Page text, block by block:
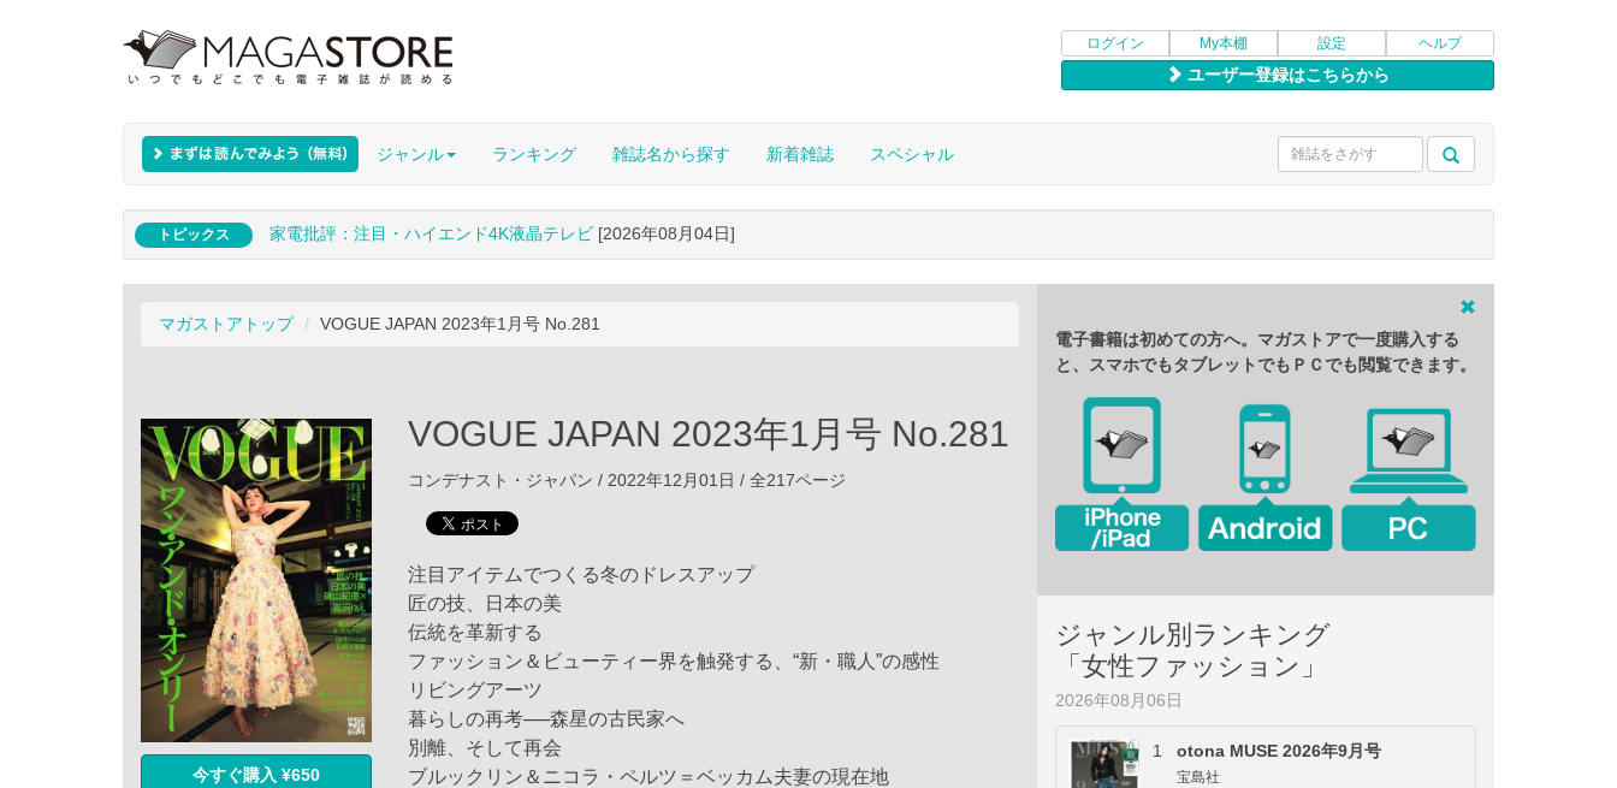
ログイン My本棚 設定 ヘルプ
ユーザー登録はこちらから
ジャンル ランキング 雑誌名から探す 新着雑誌 スペシャル
トピックス 家電批評：注目・ハイエンド4K液晶テレビ [2026年08月04日]
マガストアトップ VOGUE JAPAN 2023年1月号 No.281
今すぐ購入 ¥650
VOGUE JAPAN 2023年1月号 No.281
コンデナスト・ジャパン / 2022年12月01日 / 全217ページ
注目アイテムでつくる冬のドレスアップ
匠の技、日本の美
伝統を革新する
ファッション＆ビューティー界を触発する、“新・職人”の感性
リビングアーツ
暮らしの再考──森星の古民家へ
別離、そして再会
ブルックリン＆ニコラ・ペルツ＝ベッカム夫妻の現在地
電子書籍は初めての方へ。マガストアで一度購入する
と、スマホでもタブレットでもＰＣでも閲覧できます。
ジャンル別ランキング
「女性ファッション」
2026年08月06日
1 otona MUSE 2026年9月号
宝島社